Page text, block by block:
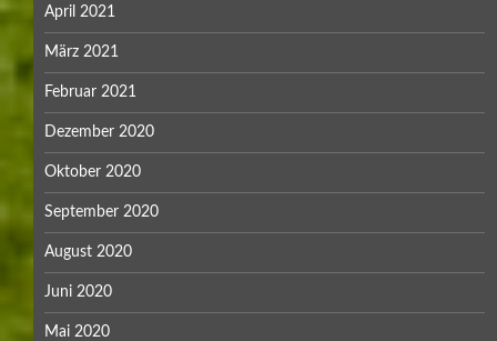
April 2021
März 2021
Februar 2021
Dezember 2020
Oktober 2020
September 2020
August 2020
Juni 2020
Mai 2020